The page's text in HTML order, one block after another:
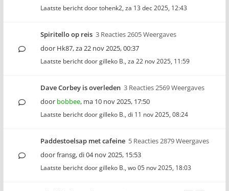
Laatste bericht doortohenk2, za 13 dec 2025, 12:43
Spiritello op reis 3 Reacties 2605 Weergaves
door Hk87,za 22 nov 2025, 00:37
Laatste bericht doorgilleko B., za 22 nov 2025, 11:59
Dave Corbey is overleden 3 Reacties 2569 Weergaves
door bobbee, ma 10 nov 2025, 17:50
Laatste bericht doorgilleko B., di 11 nov 2025, 08:24
Paddestoelsap met cafeine 5 Reacties 2879 Weergaves
doorfransg,di 04 nov 2025, 15:53
Laatste bericht doorgilleko B., wo 05 nov 2025, 18:03